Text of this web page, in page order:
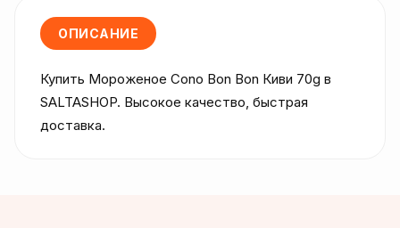
ОПИСАНИЕ
Купить Мороженое Cono Bon Bon Киви 70g в
SALTASHOP. Высокое качество, быстрая
доставка.